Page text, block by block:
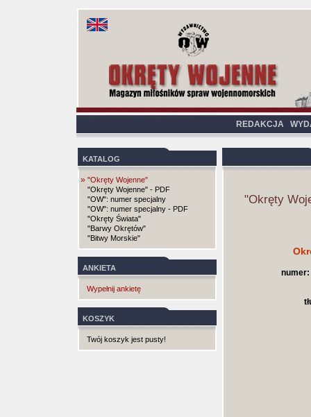
REDAKCJA
KATALOG
» "Okręty Wojenne"
"Okręty Wojenne" - PDF
"OW": numer specjalny
"OW": numer specjalny - PDF
"Okręty Świata"
"Barwy Okrętów"
"Bitwy Morskie"
ANKIETA
Wypełnij ankietę
KOSZYK
Twój koszyk jest pusty!
"Okręty
numer: